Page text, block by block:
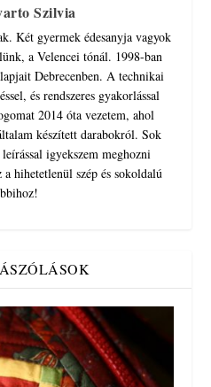
Szilvia
Két gyermek édesanyja vagyok
a Velencei tónál. 1998-ban
Debrecenben. A technikai
és rendszeres gyakorlással
2014 óta vezetem, ahol
készített darabokról. Sok
igyekszem meghozni
hihetetlenül szép és sokoldalú